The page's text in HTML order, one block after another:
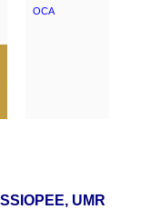
OCA
UMR